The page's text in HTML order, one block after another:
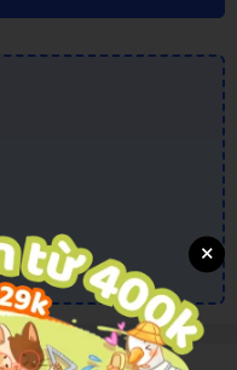
×